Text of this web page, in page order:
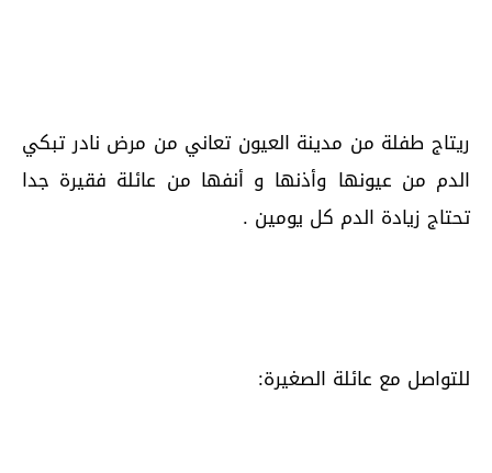
ريتاج طفلة من مدينة العيون تعاني من مرض نادر تبكي
الدم من عيونها وأذنها و أنفها من عائلة فقيرة جدا
تحتاج زيادة الدم كل يومين .
للتواصل مع عائلة الصغيرة: